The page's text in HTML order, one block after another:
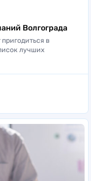
Волгограда
в
лучших